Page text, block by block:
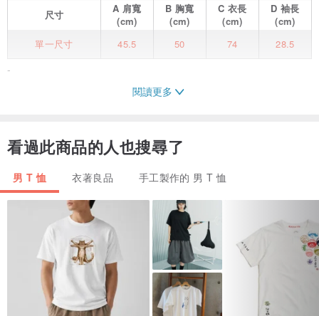
尺寸 A 肩寬
(cm)
B 胸寬
(cm)
C衣長
(cm)
D袖長
(cm)
單一尺寸
45.5 50 74 28.5
-
・190g克重，中等厚度，夏季適合，不過薄
・肩線前移，下襬前圓後方，視覺豐富
・搭配多元，長褲短褲皆宜
尺寸 Size
肩寬 45.5 cm
胸寬 50 cm
閱讀更多
看過此商品的人也搜尋了
男 T 恤 衣著良品 手工製作的 男 T 恤